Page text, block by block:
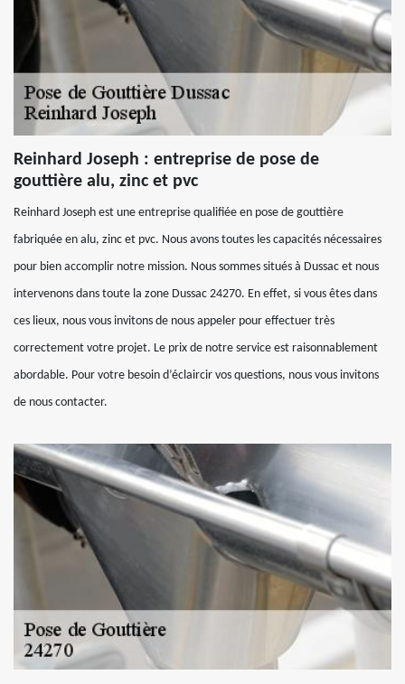
Reinhard Joseph : entreprise de pose de
gouttière alu, zinc et pvc
Reinhard Joseph est une entreprise qualifiée en pose de gouttière
fabriquée en alu, zinc et pvc. Nous avons toutes les capacités nécessaires
pour bien accomplir notre mission. Nous sommes situés à Dussac et nous
intervenons dans toute la zone Dussac 24270. En effet, si vous êtes dans
ces lieux, nous vous invitons de nous appeler pour effectuer très
correctement votre projet. Le prix de notre service est raisonnablement
abordable. Pour votre besoin d’éclaircir vos questions, nous vous invitons
de nous contacter.